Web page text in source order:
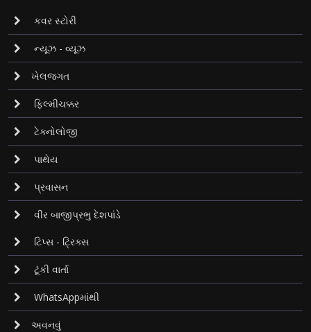
કવર સ્ટોરી
ન્યૂઝ - વ્યૂઝ
ખેલજગત
ફિલ્મીચક્કર
ટેક્નોલોજી
પાથેય
પ્રવાસન
વીર બાજીપ્રભુ દેશપાંડે
ટિપ્સ - ટ્રિક્સ
ટૂંકી વાર્તા
WhatsAppમાંથી
અવનવું